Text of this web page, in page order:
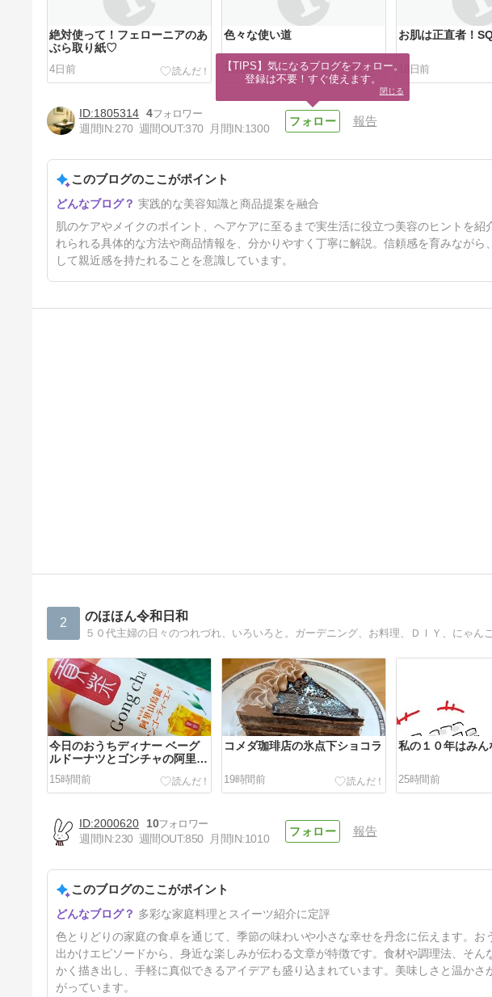
絶対使って！フェローニアのあ
ぶら取り紙♡
4日前
色々な使い道
11日前
お肌は正直者！
18日前
あれもいいけどこれもいい♡一
位に輝いたスペシャルケア
32日前
1805314 4
週間IN:270 週間OUT:370 月間IN:1300
報告
このブログのここがポイント
実践的な美容知識と商品提案を融合
肌のケアやメイクのポイント、ヘアケアに至るまで実生活に役立つ美容のヒントを
れられる具体的な方法や商品情報を、分かりやすく丁寧に解説。信頼感を育みながら
して親近感を持たれることを意識しています。
2 のほほん令和日和
５０代主婦の日々のつれづれ、いろいろと。ガーデニング、お料理、ＤＩＹ、にゃん
今日のおうちディナー ベーグ
ルドーナツとゴンチャの阿里山
烏龍マンゴーティーエード
15時間前
コメダ珈琲店の氷点下ショコラ
19時間前
私の１０年はみん
25時間前
カフェ巡り CAFÉ de PLATTO
FAVORI
2日前
2000620
10
週間IN:230 週間OUT:850 月間IN:1010
報告
このブログのここがポイント
多彩な家庭料理とスイーツ紹介に定評
色とりどりの家庭の食卓を通じて、季節の味わいや小さな幸せを丹念に伝えます。
出かけエピソードから、身近な楽しみが伝わる文章が特徴です。食材や調理法、そ
かく描き出し、手軽に真似できるアイデアも盛り込まれています。美味しさと温か
がっています。
【TIPS】気になるブログをフォロー。
登録は不要！すぐ使えます。
閉じる